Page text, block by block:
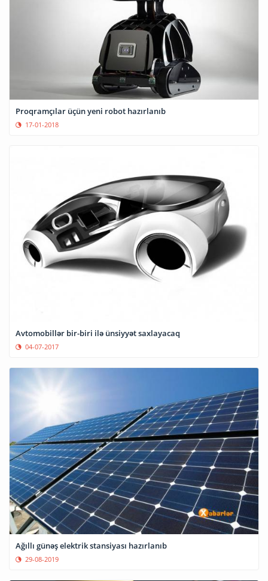
Proqramçılar üçün yeni robot hazırlanıb
17-01-2018
Avtomobillər bir-biri ilə ünsiyyət saxlayacaq
04-07-2017
Ağıllı günəş elektrik stansiyası hazırlanıb
29-08-2019